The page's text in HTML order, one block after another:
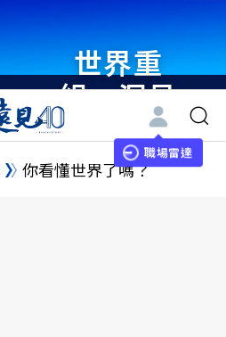
世界重
組・洞見
未來 與
世界領袖
職場雷達
你看懂世界了嗎？